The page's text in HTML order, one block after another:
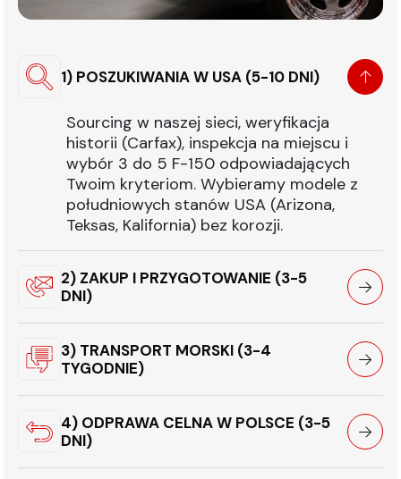
1) POSZUKIWANIA W USA (5-10 DNI)
Sourcing w naszej sieci, weryfikacja
historii (Carfax), inspekcja na miejscu i
wybór 3 do 5 F-150 odpowiadających
Twoim kryteriom. Wybieramy modele z
południowych stanów USA (Arizona,
Teksas, Kalifornia) bez korozji.
2) ZAKUP I PRZYGOTOWANIE (3-5
DNI)
3) TRANSPORT MORSKI (3-4
TYGODNIE)
4) ODPRAWA CELNA W POLSCE (3-5
DNI)